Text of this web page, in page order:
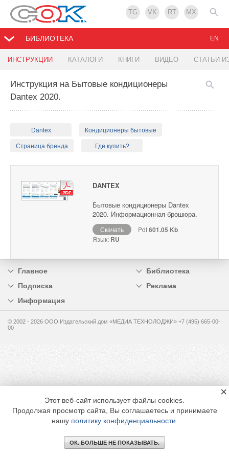
TG VK RT MX
БИБЛИОТЕКА
ИНСТРУКЦИИ КАТАЛОГИ КНИГИ ВИДЕО СТАТЬИ
EN
Инструкция на Бытовые кондиционеры
Dantex 2020.
Dantex Кондиционеры бытовые
Страница бренда Где купить?
DANTEX
Бытовые кондиционеры Dantex
2020. Информационная брошюра.
Скачать Pdf601.05 Kb
Язык: RU
Главное
Библиотека
Подписка
Реклама
Информация
© 2002 - 2026 OOO Издательский дом «МЕДИА ТЕХНОЛОДЖИ» +7 (495) 665-00-
00
Этот веб-сайт использует файлы cookies.
Продолжая просмотр сайта, Вы соглашаетесь и принимаете
нашу политику конфиденциальности
ОК. БОЛЬШЕ НЕ ПОКАЗЫВАТЬ.
×